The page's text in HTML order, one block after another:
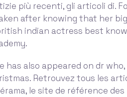
più recenti, gli articoli di.
after knowing that her
indian actress best
has also appeared on dr
Retrouvez tous les
le site de référence